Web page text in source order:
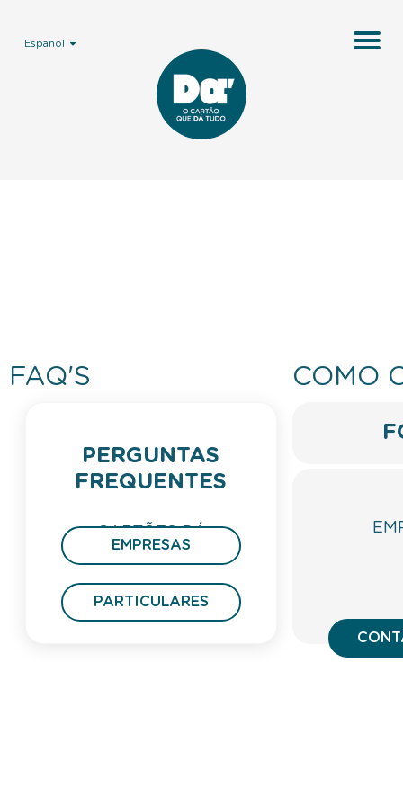
Español
FAQ'S
PERGUNTAS
FREQUENTES
CARTÕES DÁ
PRESENTE
EMPRESAS
PARTICULARES
COMO